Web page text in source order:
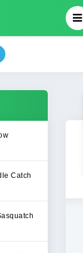
Catch